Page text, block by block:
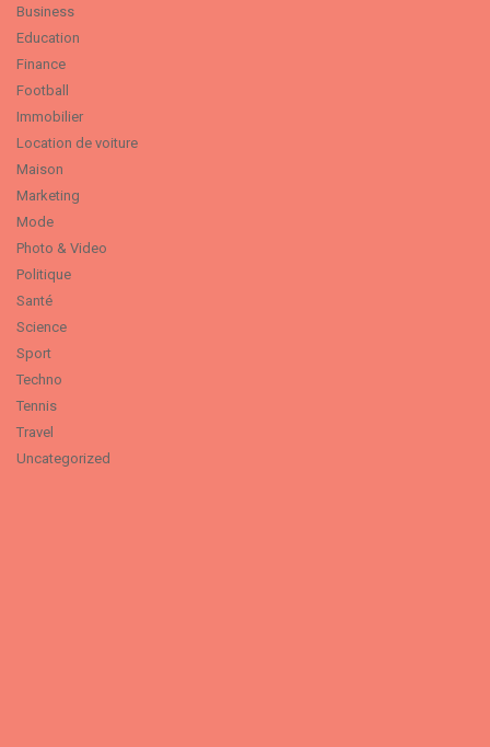
Business
Education
Finance
Football
Immobilier
Location de voiture
Maison
Marketing
Mode
Photo & Video
Politique
Santé
Science
Sport
Techno
Tennis
Travel
Uncategorized